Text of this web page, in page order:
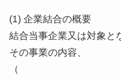
(1) 企業結合の概要
結合当事企業又は対象と
その事業の内容、
（ ）、企